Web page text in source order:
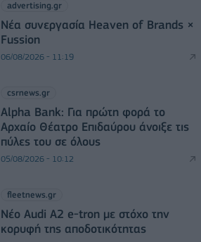
advertising.gr
Νέα συνεργασία Heaven of Brands ×
Fussion
06/08/2026 - 11:19
csrnews.gr
Alpha Bank: Για πρώτη φορά το
Αρχαίο Θέατρο Επιδαύρου άνοιξε τις
πύλες του σε όλους
05/08/2026 - 10:12
fleetnews.gr
Νέο Audi A2 e-tron με στόχο την
κορυφή της αποδοτικότητας